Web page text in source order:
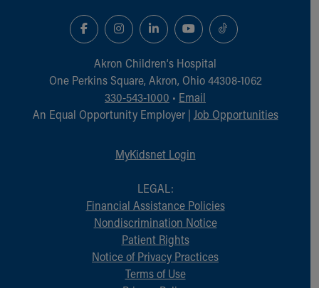
Akron Children‘s Hospital
One Perkins Square, Akron, Ohio 44308-1062
330-543-1000 • Email
An Equal Opportunity Employer | Job Opportunities
MyKidsnet Login
LEGAL:
Financial Assistance Policies
Nondiscrimination Notice
Patient Rights
Notice of Privacy Practices
Terms of Use